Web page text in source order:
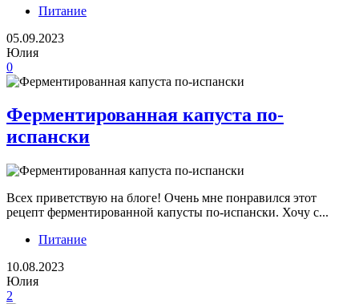
Питание
05.09.2023
Юлия
0
Ферментированная капуста по-
испански
Всех приветствую на блоге! Очень мне понравился этот
рецепт ферментированной капусты по-испански. Хочу с...
Питание
10.08.2023
Юлия
2